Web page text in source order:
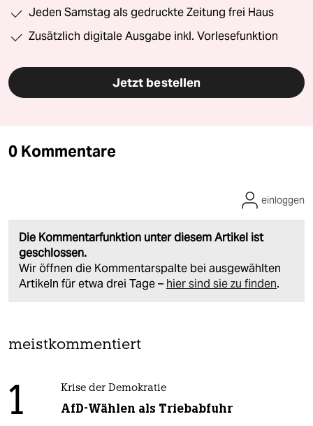
Jeden Samstag als gedruckte Zeitung frei Haus
Zusätzlich digitale Ausgabe inkl. Vorlesefunktion
Jetzt bestellen
0 Kommentare
Die Kommentarfunktion unter diesem Artikel ist
geschlossen.
Wir öffnen die Kommentarspalte bei ausgewählten
Artikeln für etwa drei Tage – hier sind sie zu finden.
einloggen
meistkommentiert
1 Krise der Demokratie
AfD-Wählen als Triebabfuhr